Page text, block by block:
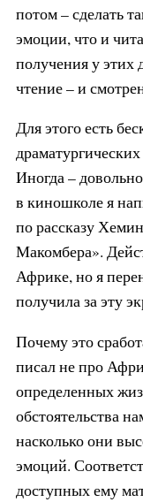
потом – сделать
эмоции, что и
получения у этих
чтение – и
Для этого есть
Иногда –
в киношколе я
по рассказу
Макомбера».
Африке, но я
получила за эту
Почему это
писал не про
определенных
обстоятельства
насколько они
эмоций.
доступных ему